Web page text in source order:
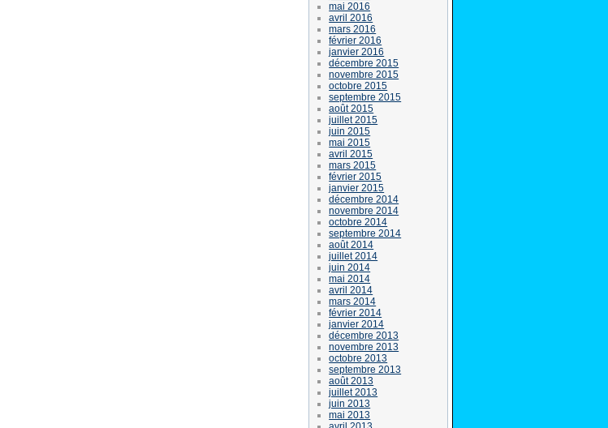
mai 2016
avril 2016
mars 2016
février 2016
janvier 2016
décembre 2015
novembre 2015
octobre 2015
septembre 2015
août 2015
juillet 2015
juin 2015
mai 2015
avril 2015
mars 2015
février 2015
janvier 2015
décembre 2014
novembre 2014
octobre 2014
septembre 2014
août 2014
juillet 2014
juin 2014
mai 2014
avril 2014
mars 2014
février 2014
janvier 2014
décembre 2013
novembre 2013
octobre 2013
septembre 2013
août 2013
juillet 2013
juin 2013
mai 2013